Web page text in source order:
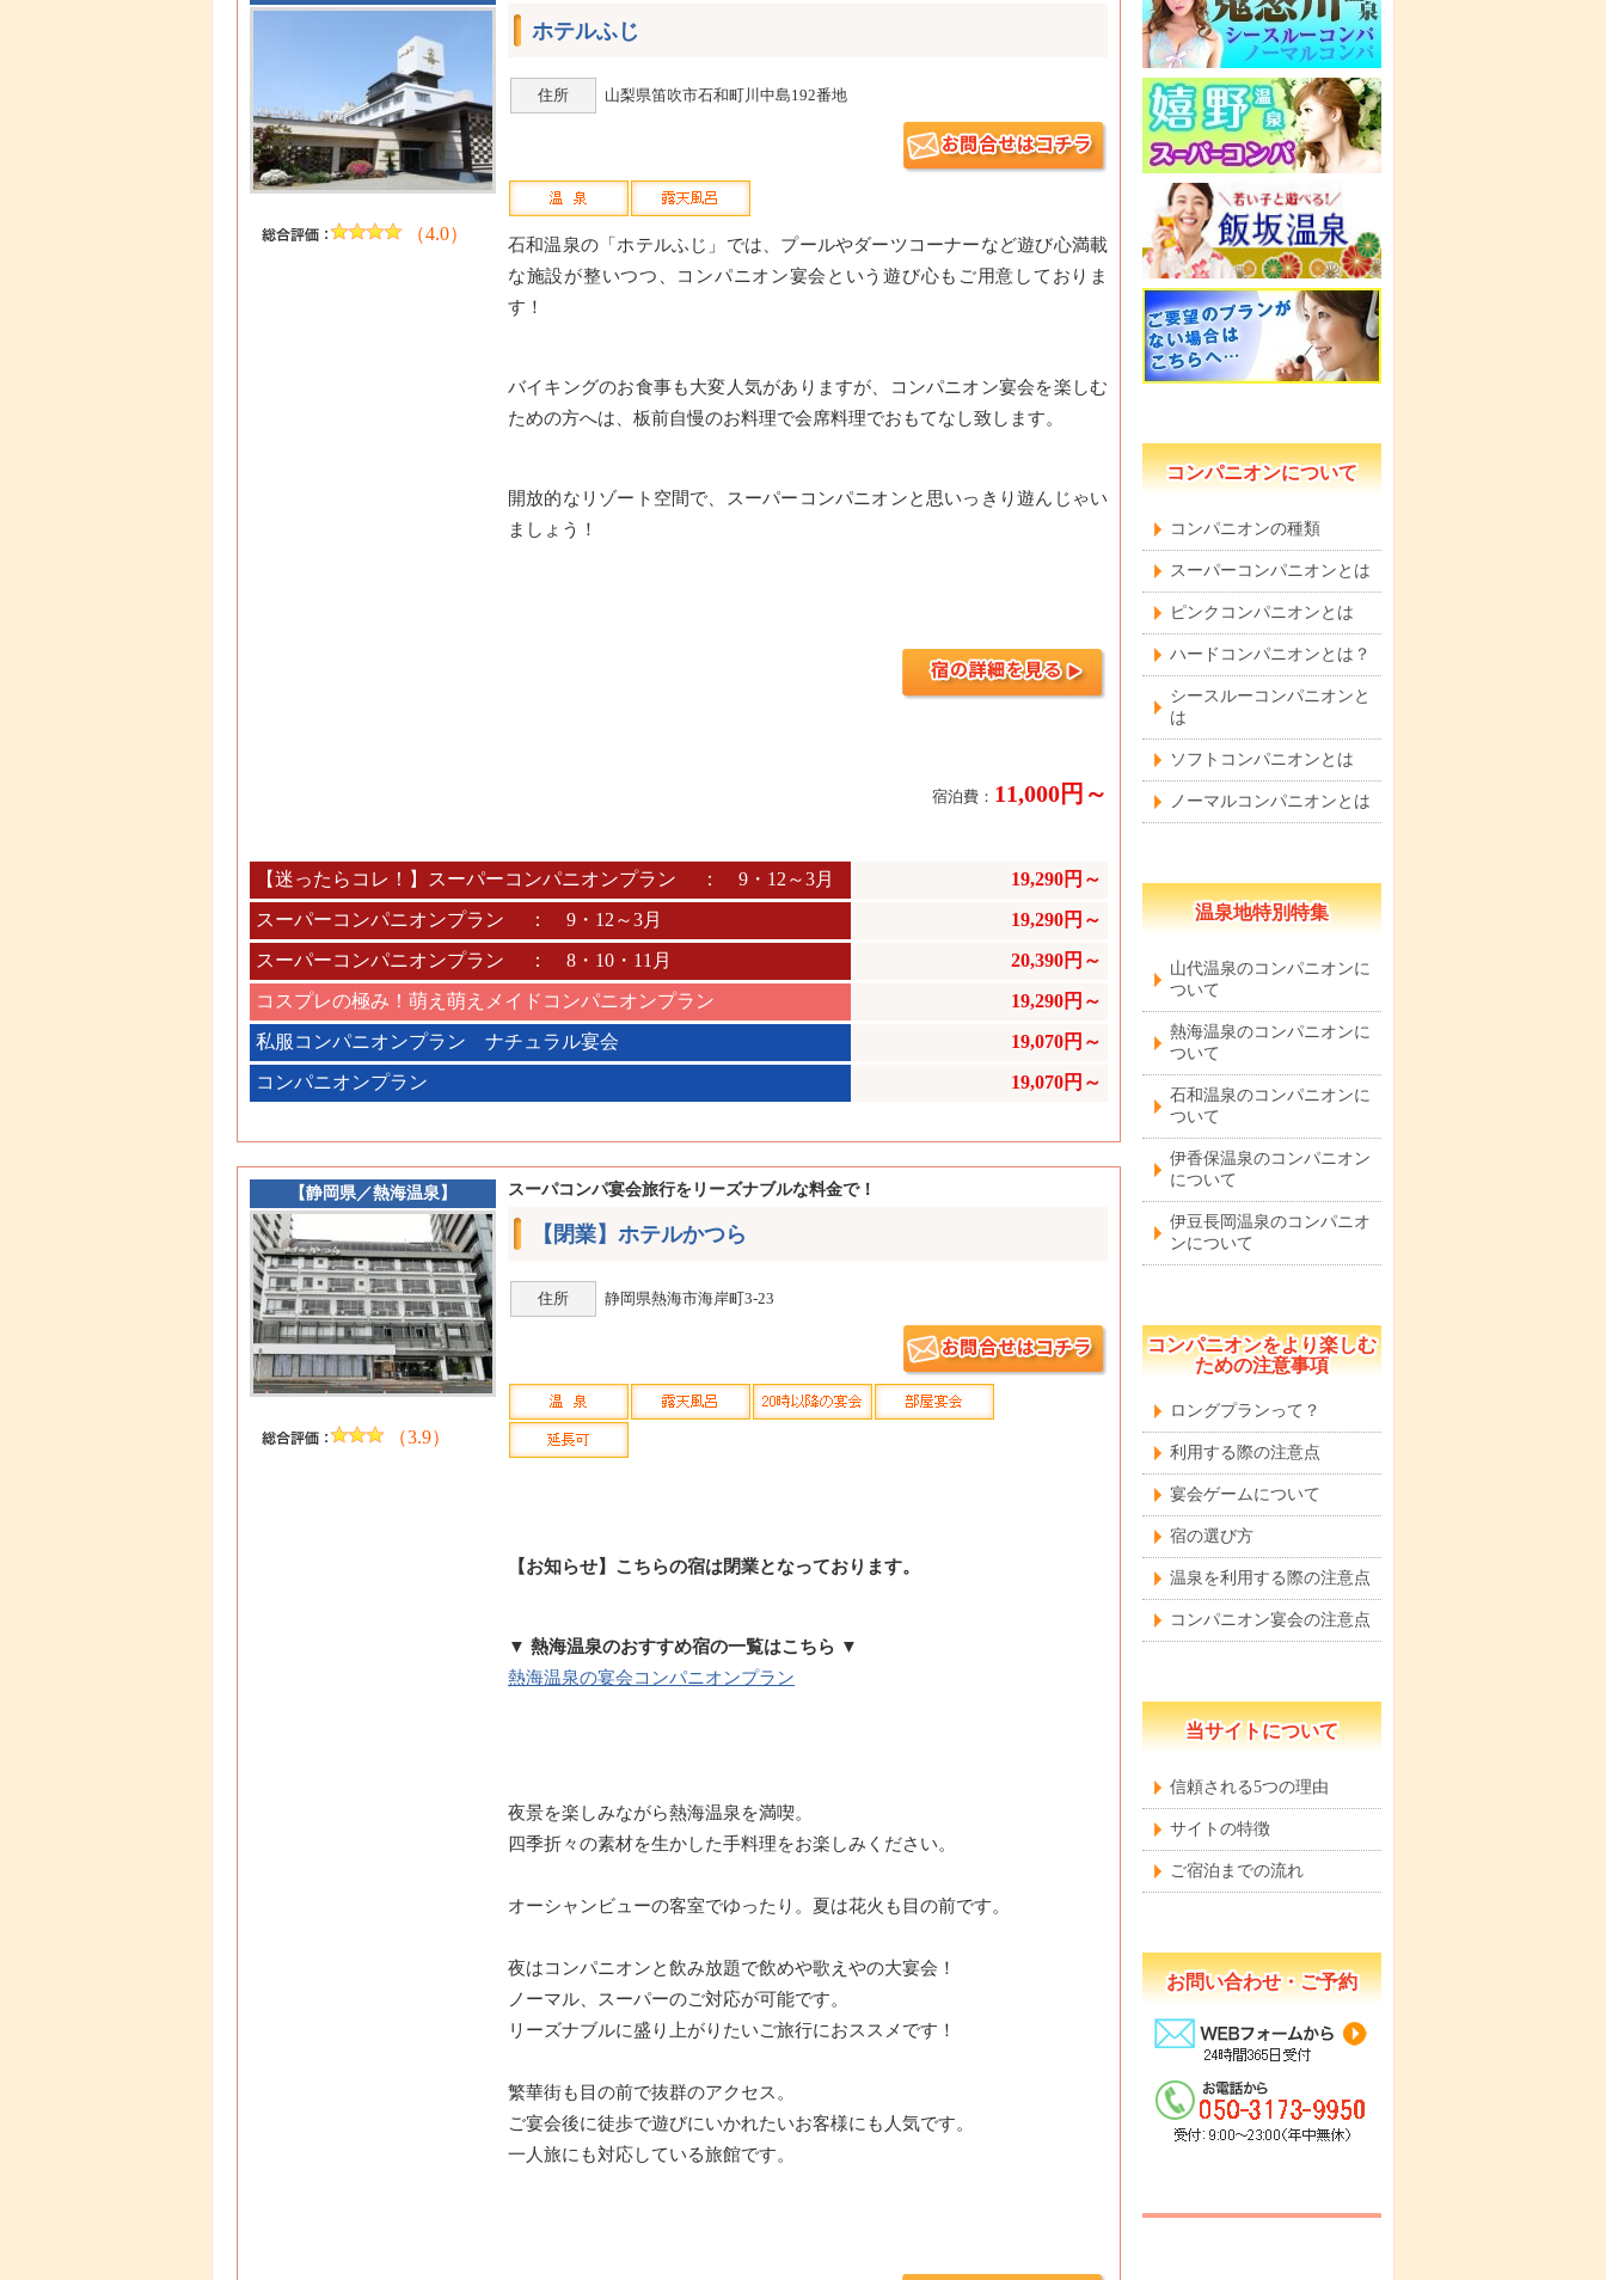
（4.0）
ホテルふじ
住所 山梨県笛吹市石和町川中島192番地
石和温泉の「ホテルふじ」では、プールやダーツコーナーなど遊び心満載
な施設が整いつつ、コンパニオン宴会という遊び心もご用意しておりま
す！
バイキングのお食事も大変人気がありますが、コンパニオン宴会を楽しむ
ための方へは、板前自慢のお料理で会席料理でおもてなし致します。
開放的なリゾート空間で、スーパーコンパニオンと思いっきり遊んじゃい
ましょう！
宿泊費： 11,000円～
【迷ったらコレ！】スーパーコンパニオンプラン ： 9・12～3月
19,290円～
スーパーコンパニオンプラン ： 9・12～3月
19,290円～
スーパーコンパニオンプラン ： 8・10・11月
20,390円～
コスプレの極み！萌え萌えメイドコンパニオンプラン
19,290円～
私服コンパニオンプラン ナチュラル宴会
19,070円～
コンパニオンプラン
19,070円～
【静岡県／熱海温泉】
（3.9）
スーパコンパ宴会旅行をリーズナブルな料金で！
【閉業】ホテルかつら
住所 静岡県熱海市海岸町3-23
【お知らせ】こちらの宿は閉業となっております。
▼ 熱海温泉のおすすめ宿の一覧はこちら ▼
熱海温泉の宴会コンパニオンプラン
夜景を楽しみながら熱海温泉を満喫。
四季折々の素材を生かした手料理をお楽しみください。
オーシャンビューの客室でゆったり。夏は花火も目の前です。
夜はコンパニオンと飲み放題で飲めや歌えやの大宴会！
ノーマル、スーパーのご対応が可能です。
リーズナブルに盛り上がりたいご旅行におススメです！
繁華街も目の前で抜群のアクセス。
ご宴会後に徒歩で遊びにいかれたいお客様にも人気です。
一人旅にも対応している旅館です。
コンパニオンについて
コンパニオンの種類
スーパーコンパニオンとは
ピンクコンパニオンとは
ハードコンパニオンとは？
シースルーコンパニオンと
は
ソフトコンパニオンとは
ノーマルコンパニオンとは
温泉地特別特集
山代温泉のコンパニオンに
ついて
熱海温泉のコンパニオンに
ついて
石和温泉のコンパニオンに
ついて
伊香保温泉のコンパニオン
について
伊豆長岡温泉のコンパニオ
ンについて
コンパニオンをより楽しむ
ための注意事項
ロングプランって？
利用する際の注意点
宴会ゲームについて
宿の選び方
温泉を利用する際の注意点
コンパニオン宴会の注意点
当サイトについて
信頼される5つの理由
サイトの特徴
ご宿泊までの流れ
お問い合わせ・ご予約